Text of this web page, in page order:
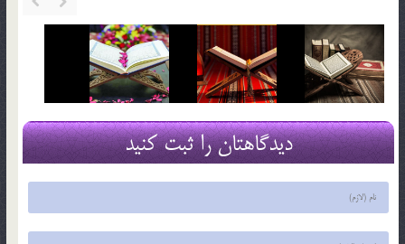
دیدگاهتان را ثبت کنید